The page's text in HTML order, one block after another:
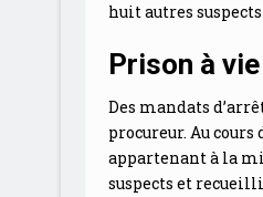
huit autres
Prison à vie
Des mandats
procureur. Au
appartenant à la
suspects et